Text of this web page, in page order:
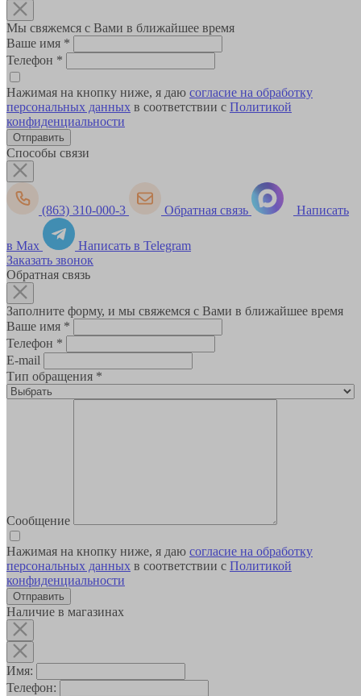
Мы свяжемся с Вами в ближайшее время
Ваше имя *
Телефон *
Нажимая на кнопку ниже, я даю согласие на обработку
персональных данных в соответствии с Политикой
конфиденциальности
Способы связи
(863) 310-000-3 Обратная связь Написать
в Max
Написать в Telegram
Заказать звонок
Обратная связь
Заполните форму, и мы свяжемся с Вами в ближайшее время
Ваше имя *
Телефон *
E-mail
Тип обращения *
Сообщение
Нажимая на кнопку ниже, я даю согласие на обработку
персональных данных в соответствии с Политикой
конфиденциальности
Наличие в магазинах
Имя:
Телефон: